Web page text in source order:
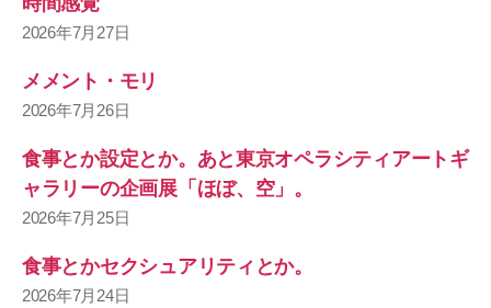
2026年7月27日
メメント・モリ
2026年7月26日
食事とか設定とか。あと東京オペラシティアートギ
ャラリーの企画展「ほぼ、空」。
2026年7月25日
食事とかセクシュアリティとか。
2026年7月24日